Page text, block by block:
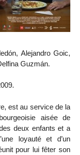
Alejandro Goic,
Guzmán.
est au service de la
aisée de
deux enfants et a
loyauté et d’un
pour lui fêter son